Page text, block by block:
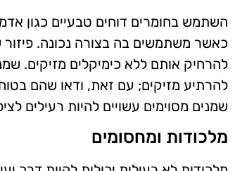
השתמש בחומרים דוחים טבעיים כגון
כאשר משתמשים בה בצורה נכונה. פיזור
להרחיק אותם ללא כימיקלים מזיקים.
להרתיע מזיקים; עם זאת, ודאו שהם
שמנים מסוימים עשויים להיות רעילים
מלכודות ומחסומים